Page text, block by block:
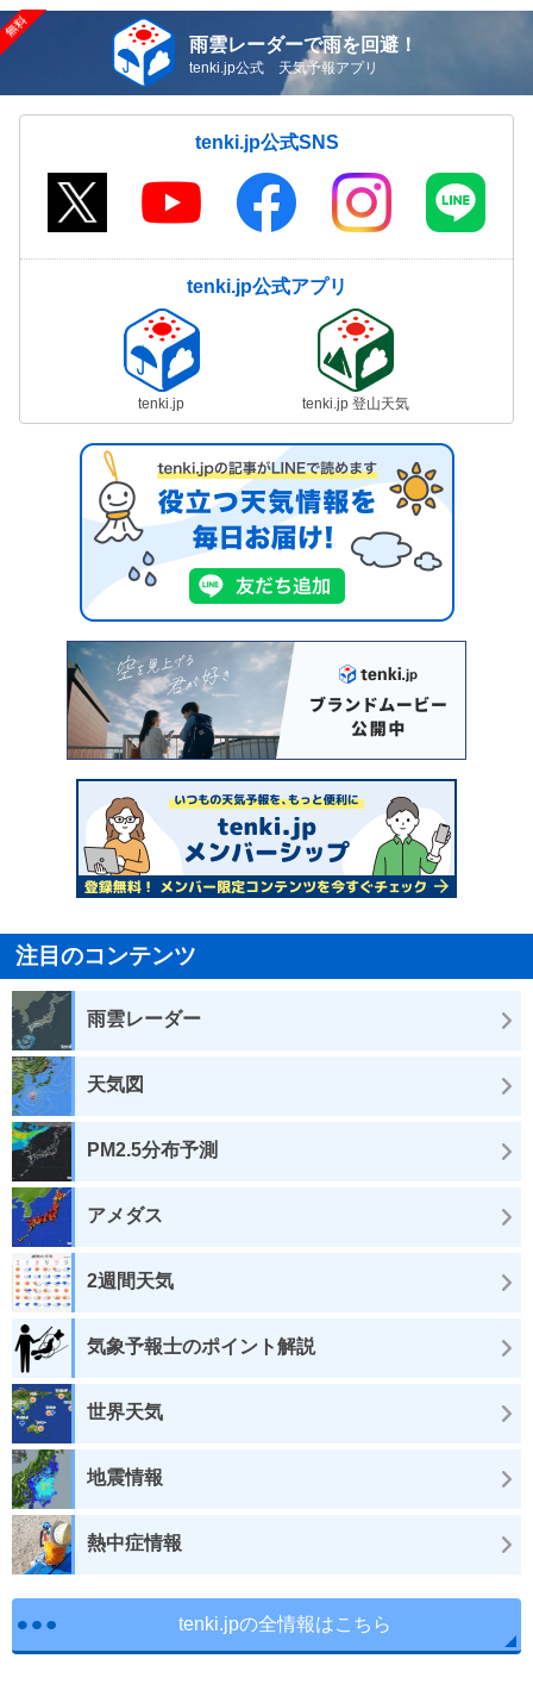
雨雲レーダーで雨を回避！
tenki.jp公式 天気予報アプリ
tenki.jp公式SNS
tenki.jp公式アプリ
tenki.jp tenki.jp 登山天気
注目のコンテンツ
雨雲レーダー
天気図
PM2.5分布予測
アメダス
2週間天気
気象予報士のポイント解説
世界天気
地震情報
熱中症情報
tenki.jpの全情報はこちら